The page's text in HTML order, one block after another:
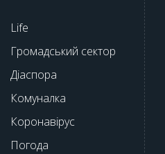
Life
Громадський сектор
Діаспора
Комуналка
Коронавірус
Погода